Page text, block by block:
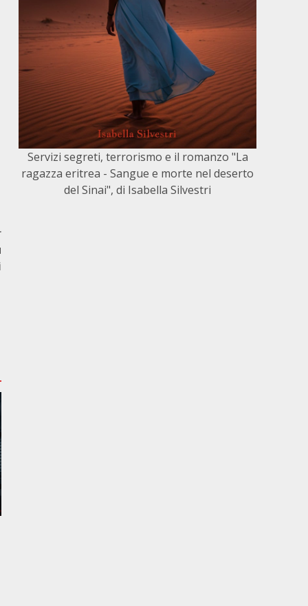
Servizi segreti, terrorismo e il romanzo "La
ragazza eritrea - Sangue e morte nel deserto
del Sinai", di Isabella Silvestri